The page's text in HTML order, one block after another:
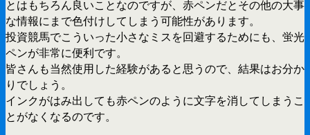
とはもちろん良いことなのですが、赤ペンだとその他の大事
な情報にまで色付けしてしまう可能性があります。
投資競馬でこういった小さなミスを回避するためにも、蛍光
ペンが非常に便利です。
皆さんも当然使用した経験があると思うので、結果はお分か
りでしょう。
インクがはみ出しても赤ペンのように文字を消してしまうこ
とがなくなるのです。